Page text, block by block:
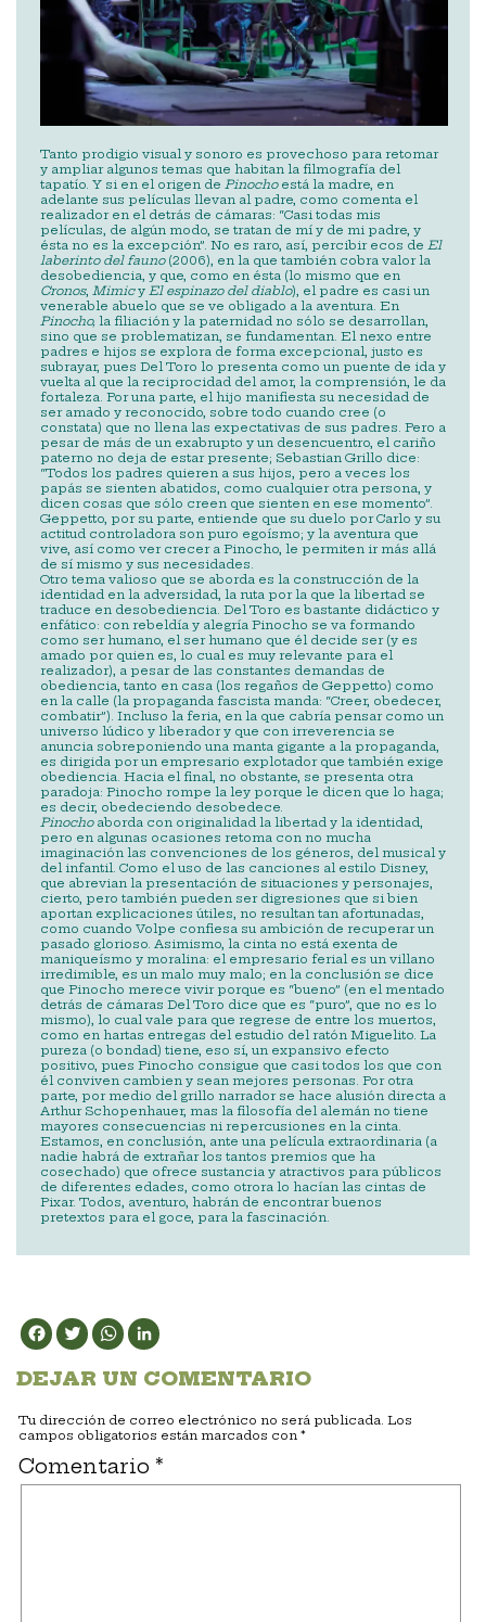
Tanto prodigio visual y sonoro es provechoso para retomar
y ampliar algunos temas que habitan la filmografía del
tapatío. Y si en el origen de Pinocho está la madre, en
adelante sus películas llevan al padre, como comenta el
realizador en el detrás de cámaras: “Casi todas mis
películas, de algún modo, se tratan de mí y de mi padre, y
ésta no es la excepción”. No es raro, así, percibir ecos de El
laberinto del fauno(2006), en la que también cobra valor la
desobediencia, y que, como en ésta (lo mismo que en
Cronos, Mimicy El espinazo del diablo), el padre es casi un
venerable abuelo que se ve obligado a la aventura. En
Pinocho, la filiación y la paternidad no sólo se desarrollan,
sino que se problematizan, se fundamentan. El nexo entre
padres e hijos se explora de forma excepcional, justo es
subrayar, pues Del Toro lo presenta como un puente de ida y
vuelta al que la reciprocidad del amor, la comprensión, le da
fortaleza. Por una parte, el hijo manifiesta su necesidad de
ser amado y reconocido, sobre todo cuando cree (o
constata) que no llena las expectativas de sus padres. Pero a
pesar de más de un exabrupto y un desencuentro, el cariño
paterno no deja de estar presente; Sebastian Grillo dice:
“Todos los padres quieren a sus hijos, pero a veces los
papás se sienten abatidos, como cualquier otra persona, y
dicen cosas que sólo creen que sienten en ese momento”.
Geppetto, por su parte, entiende que su duelo por Carlo y su
actitud controladora son puro egoísmo; y la aventura que
vive, así como ver crecer a Pinocho, le permiten ir más allá
de sí mismo y sus necesidades.
Otro tema valioso que se aborda es la construcción de la
identidad en la adversidad, la ruta por la que la libertad se
traduce en desobediencia. Del Toro es bastante didáctico y
enfático: con rebeldía y alegría Pinocho se va formando
como ser humano, el ser humano que él decide ser (y es
amado por quien es, lo cual es muy relevante para el
realizador), a pesar de las constantes demandas de
obediencia, tanto en casa (los regaños de Geppetto) como
en la calle (la propaganda fascista manda: “Creer, obedecer,
combatir”). Incluso la feria, en la que cabría pensar como un
universo lúdico y liberador y que con irreverencia se
anuncia sobreponiendo una manta gigante a la propaganda,
es dirigida por un empresario explotador que también exige
obediencia. Hacia el final, no obstante, se presenta otra
paradoja: Pinocho rompe la ley porque le dicen que lo haga;
es decir, obedeciendo desobedece.
Pinocho aborda con originalidad la libertad y la identidad,
pero en algunas ocasiones retoma con no mucha
imaginación las convenciones de los géneros, del musical y
del infantil. Como el uso de las canciones al estilo Disney,
que abrevian la presentación de situaciones y personajes,
cierto, pero también pueden ser digresiones que si bien
aportan explicaciones útiles, no resultan tan afortunadas,
como cuando Volpe confiesa su ambición de recuperar un
pasado glorioso. Asimismo, la cinta no está exenta de
maniqueísmo y moralina: el empresario ferial es un villano
irredimible, es un malo muy malo; en la conclusión se dice
que Pinocho merece vivir porque es “bueno” (en el mentado
detrás de cámaras Del Toro dice que es “puro”, que no es lo
mismo), lo cual vale para que regrese de entre los muertos,
como en hartas entregas del estudio del ratón Miguelito. La
pureza (o bondad) tiene, eso sí, un expansivo efecto
positivo, pues Pinocho consigue que casi todos los que con
él conviven cambien y sean mejores personas. Por otra
parte, por medio del grillo narrador se hace alusión directa a
Arthur Schopenhauer, mas la filosofía del alemán no tiene
mayores consecuencias ni repercusiones en la cinta.
Estamos, en conclusión, ante una película extraordinaria (a
nadie habrá de extrañar los tantos premios que ha
cosechado) que ofrece sustancia y atractivos para públicos
de diferentes edades, como otrora lo hacían las cintas de
Pixar. Todos, aventuro, habrán de encontrar buenos
pretextos para el goce, para la fascinación.
Facebook
TwitterWhatsApp
DEJAR UN COMENTARIO
Tu dirección de correo electrónico no será publicada. Los
campos obligatorios están marcados con *
Comentario *